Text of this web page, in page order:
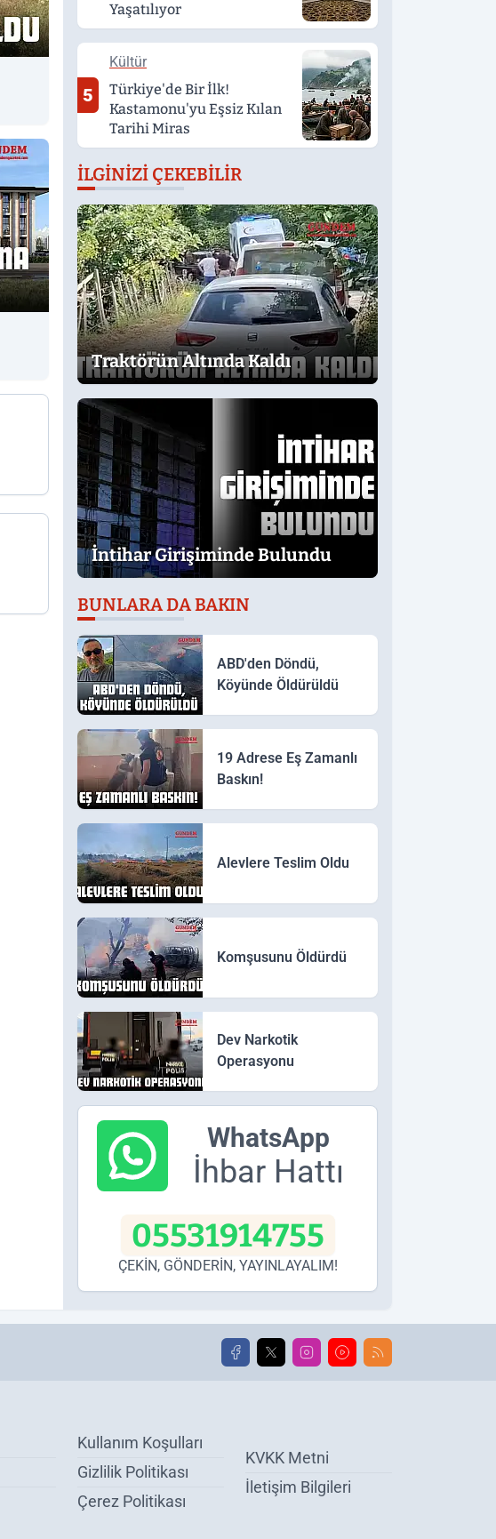
Yaşatılıyor
5
Kültür
Türkiye'de Bir İlk!
Kastamonu'yu Eşsiz Kılan
Tarihi Miras
İLGINIZI ÇEKEBILIR
Traktörün Altında Kaldı
İntihar Girişiminde Bulundu
BUNLARA DA BAKIN
ABD'den Döndü,
Köyünde Öldürüldü
19 Adrese Eş Zamanlı
Baskın!
Alevlere Teslim Oldu
Komşusunu Öldürdü
Dev Narkotik
Operasyonu
WhatsApp
İhbar Hattı
05531914755
ÇEKİN, GÖNDERİN, YAYINLAYALIM!
Kullanım Koşulları
Gizlilik Politikası
Çerez Politikası
KVKK Metni
İletişim Bilgileri